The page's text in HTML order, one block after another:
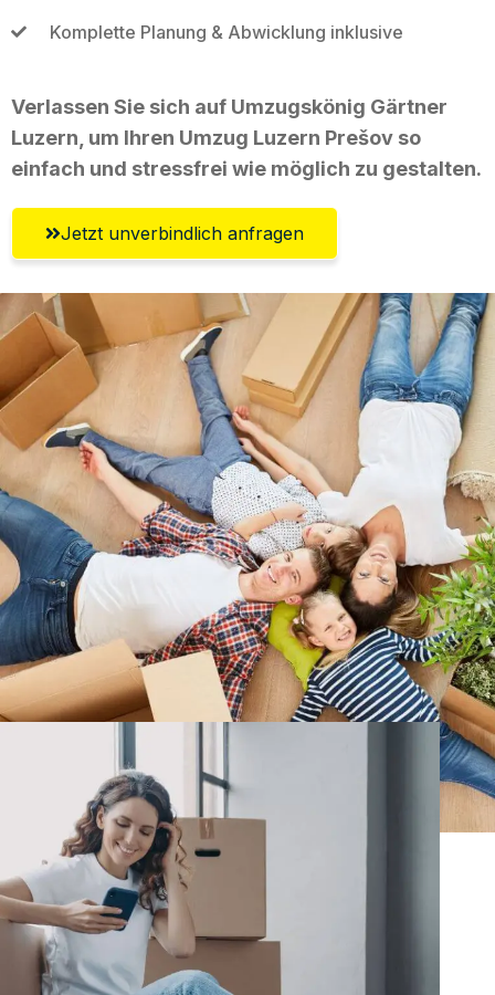
Komplette Planung & Abwicklung inklusive
Verlassen Sie sich auf Umzugskönig Gärtner
Luzern, um Ihren Umzug Luzern Prešov so
einfach und stressfrei wie möglich zu gestalten.
Jetzt unverbindlich anfragen